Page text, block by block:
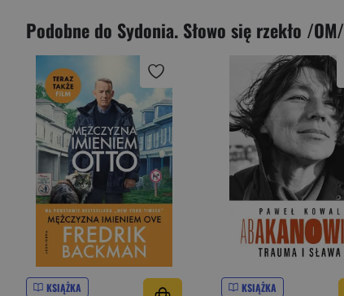
Podobne do Sydonia. Słowo się rzekło /OM/
KSIĄŻKA KSIĄŻKA